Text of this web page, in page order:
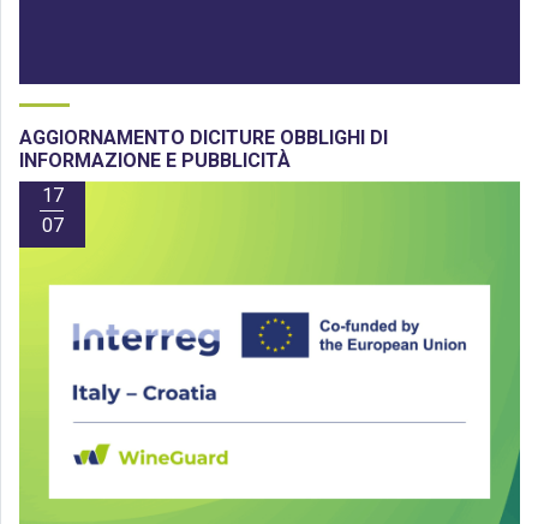
AGGIORNAMENTO DICITURE OBBLIGHI DI
INFORMAZIONE E PUBBLICITÀ
17
07